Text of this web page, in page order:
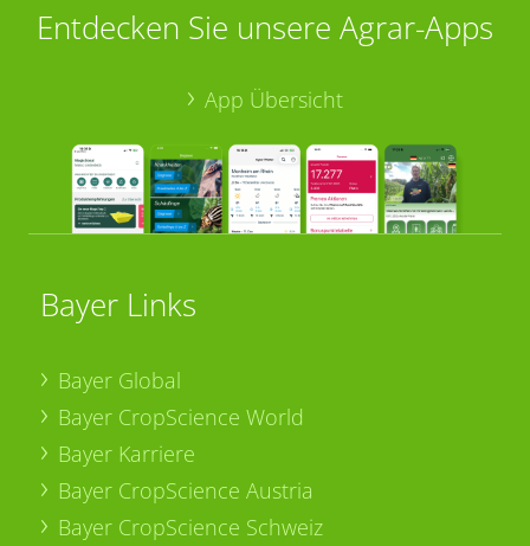
Entdecken Sie unsere Agrar-Apps
App Übersicht
Bayer Links
Bayer Global
Bayer CropScience World
Bayer Karriere
Bayer CropScience Austria
Bayer CropScience Schweiz